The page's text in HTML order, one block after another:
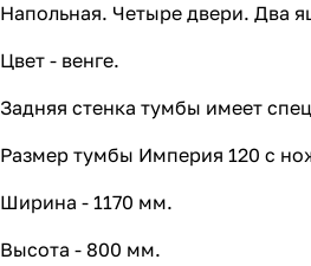
Напольная. Четыре двери. Два
Цвет - венге.
Задняя стенка тумбы имеет
Размер тумбы Империя 120 с
Ширина - 1170 мм.
Высота - 800 мм.